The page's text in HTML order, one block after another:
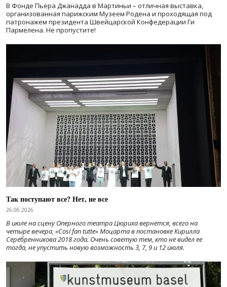
В Фонде Пьера Джанадда в Мартиньи – отличная выставка,
организованная парижским Музеем Родена и проходящая под
патронажем президента Швейцарской Конфедерации Ги
Пармелена. Не пропустите!
Так поступают все? Нет, не все
26.06.2026
В июле на сцену Оперного театра Цюриха вернется, всего на
четыре вечера, «Cosí fan tutte» Моцарта в постановке Кирилла
Серебренникова 2018 года. Очень советую тем, кто не видел ее
тогда, не упустить новую возможность 3, 7, 9 и 12 июля.